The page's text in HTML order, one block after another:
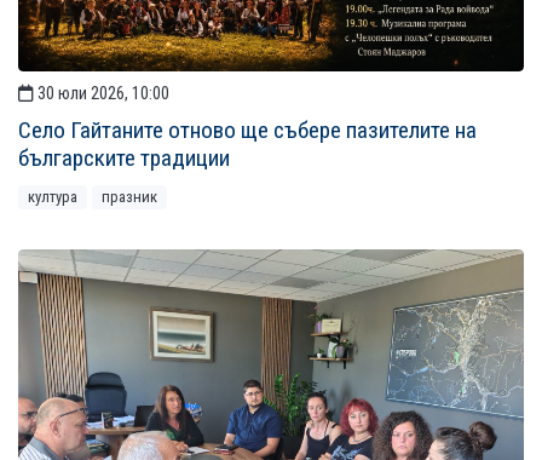
30 юли 2026, 10:00
Село Гайтаните отново ще събере пазителите на
българските традиции
култура празник